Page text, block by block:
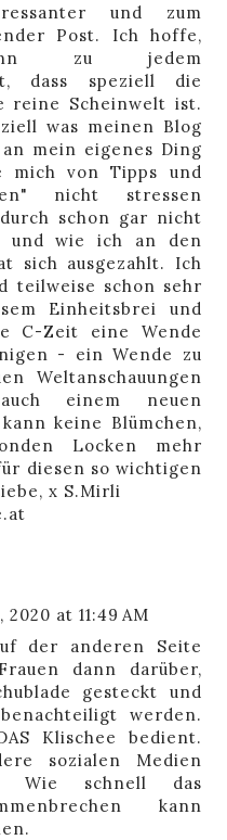
und zum
Post. Ich hoffe,
zu jedem
dass speziell die
reine Scheinwelt ist.
was meinen Blog
mein eigenes Ding
mich von Tipps und
nicht stressen
schon gar nicht
und wie ich an den
sich ausgezahlt. Ich
teilweise schon sehr
Einheitsbrei und
C-Zeit eine Wende
- ein Wende zu
Weltanschauungen
einem neuen
keine Blümchen,
Locken mehr
diesen so wichtigen
x S.Mirli
2020 at 11:49 AM
der anderen Seite
dann darüber,
gesteckt und
werden.
Klischee bedient.
sozialen Medien
Wie schnell das
kann